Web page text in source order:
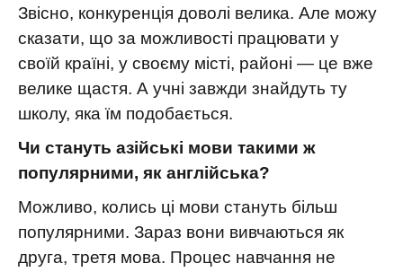
Звісно, конкуренція доволі велика. Але можу
сказати, що за можливості працювати у
своїй країні, у своєму місті, районі — це вже
велике щастя. А учні завжди знайдуть ту
школу, яка їм подобається.
Чи стануть азійські мови такими ж
популярними, як англійська?
Можливо, колись ці мови стануть більш
популярними. Зараз вони вивчаються як
друга, третя мова. Процес навчання не